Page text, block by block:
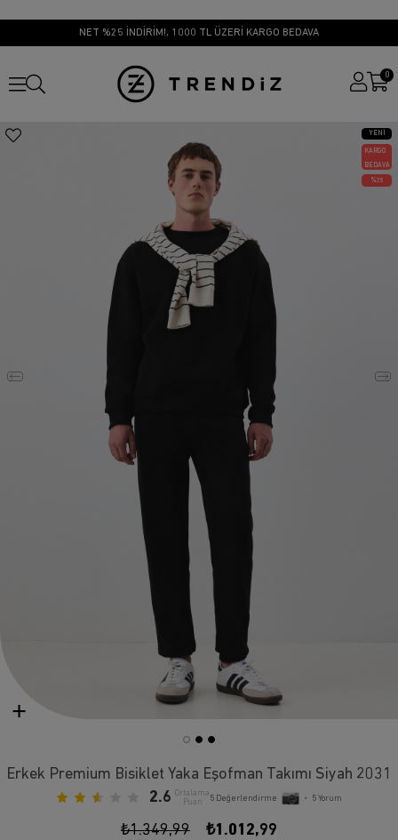
NET %25 İNDİRİM!, 1000 TL ÜZERİ KARGO BEDAVA
0
YENI
ÜRÜN
KARGO
BEDAVA
25
Erkek Premium Bisiklet Yaka Eşofman Takımı Siyah 2031
2.6 Ortalama
Puan
5 Değerlendirme • 5Yorum
₺1.349,99 ₺1.012,99